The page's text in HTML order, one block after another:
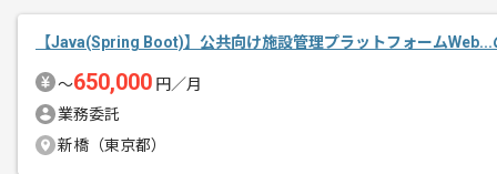
【Java(Spring Boot)】公共向け施設管理プラットフォーム
〜650,000 円／月
業務委託
新橋（東京都）